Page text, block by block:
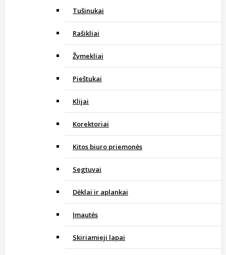
Tušinukai
Rašikliai
Žymekliai
Pieštukai
Klijai
Korektoriai
Kitos biuro priemonės
Segtuvai
Dėklai ir aplankai
Įmautės
Skiriamieji lapai